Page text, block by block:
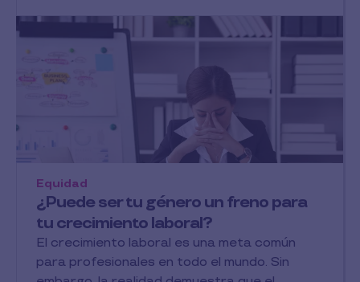
¿Puede ser tu género un freno para
tu crecimiento laboral?
Equidad
El crecimiento laboral es una meta común
para profesionales en todo el mundo. Sin